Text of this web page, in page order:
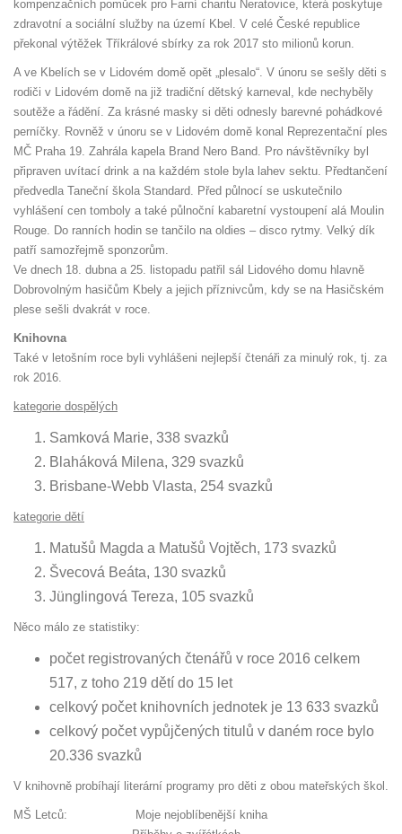
kompenzačních pomůcek pro Farní charitu Neratovice, která poskytuje
zdravotní a sociální služby na území Kbel. V celé České republice
překonal výtěžek Tříkrálové sbírky za rok 2017 sto milionů korun.
A ve Kbelích se v Lidovém domě opět „plesalo“. V únoru se sešly děti s
rodiči v Lidovém domě na již tradiční dětský karneval, kde nechyběly
soutěže a řádění. Za krásné masky si děti odnesly barevné pohádkové
perníčky. Rovněž v únoru se v Lidovém domě konal Reprezentační ples
MČ Praha 19. Zahrála kapela Brand Nero Band. Pro návštěvníky byl
připraven uvítací drink a na každém stole byla lahev sektu. Předtančení
předvedla Taneční škola Standard. Před půlnocí se uskutečnilo
vyhlášení cen tomboly a také půlnoční kabaretní vystoupení alá Moulin
Rouge. Do ranních hodin se tančilo na oldies – disco rytmy. Velký dík
patří samozřejmě sponzorům.
Ve dnech 18. dubna a 25. listopadu patřil sál Lidového domu hlavně
Dobrovolným hasičům Kbely a jejich příznivcům, kdy se na Hasičském
plese sešli dvakrát v roce.
Knihovna
Také v letošním roce byli vyhlášeni nejlepší čtenáři za minulý rok, tj. za
rok 2016.
kategorie dospělých
Samková Marie, 338 svazků
Blaháková Milena, 329 svazků
Brisbane-Webb Vlasta, 254 svazků
kategorie dětí
Matušů Magda a Matušů Vojtěch, 173 svazků
Švecová Beáta, 130 svazků
Jünglingová Tereza, 105 svazků
Něco málo ze statistiky:
počet registrovaných čtenářů v roce 2016 celkem
517, z toho 219 dětí do 15 let
celkový počet knihovních jednotek je 13 633 svazků
celkový počet vypůjčených titulů v daném roce bylo
20.336 svazků
V knihovně probíhají literární programy pro děti z obou mateřských škol.
MŠ Letců: Moje nejoblíbenější kniha